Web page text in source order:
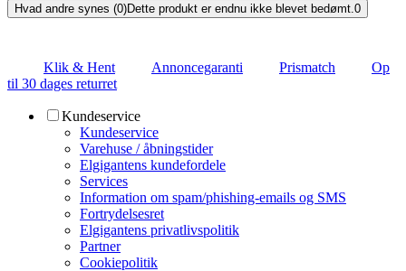
Hvad andre synes (0)Dette produkt er endnu ikke blevet bedømt. 0
Klik & Hent Annoncegaranti Prismatch
Op
til 30 dages returret
Kundeservice
Kundeservice
Varehuse / åbningstider
Elgigantens kundefordele
Services
Information om spam/phishing-emails og SMS
Fortrydelsesret
Elgigantens privatlivspolitik
Partner
Cookiepolitik